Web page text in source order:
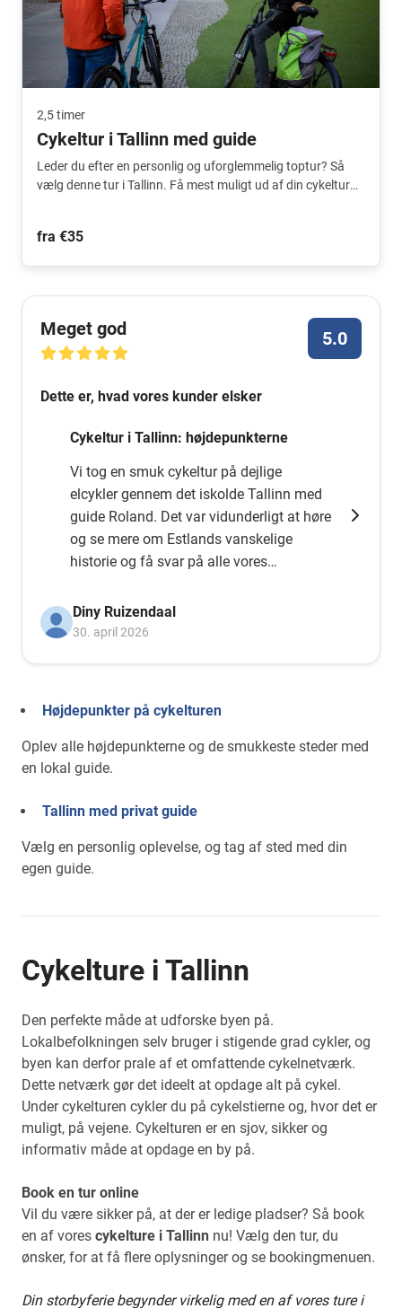
2,5 timer
Cykeltur i Tallinn med guide
Leder du efter en personlig og uforglemmelig toptur? Så
vælg denne tur i Tallinn. Få mest muligt ud af din cykeltur
fra €35
Meget god 5.0
Dette er, hvad vores kunder elsker
Cykeltur i Tallinn: højdepunkterne
Vi tog en smuk cykeltur på dejlige
elcykler gennem det iskolde Tallinn med
guide Roland. Det var vidunderligt at høre
og se mere om Estlands vanskelige
historie og få svar på alle vores
Diny Ruizendaal
30. april 2026
Højdepunkter på cykelturen
Oplev alle højdepunkterne og de smukkeste steder med
en lokal guide.
Tallinn med privat guide
Vælg en personlig oplevelse, og tag af sted med din
egen guide.
Cykelture i Tallinn
Den perfekte måde at udforske byen på.
Lokalbefolkningen selv bruger i stigende grad cykler, og
byen kan derfor prale af et omfattende cykelnetværk.
Dette netværk gør det ideelt at opdage alt på cykel.
Under cykelturen cykler du på cykelstierne og, hvor det er
muligt, på vejene. Cykelturen er en sjov, sikker og
informativ måde at opdage en by på.
Book en tur online
Vil du være sikker på, at der er ledige pladser? Så book
en af vores cykelture i Tallinn nu! Vælg den tur, du
ønsker, for at få flere oplysninger og se bookingmenuen.
Din storbyferie begynder virkelig med en af vores ture i